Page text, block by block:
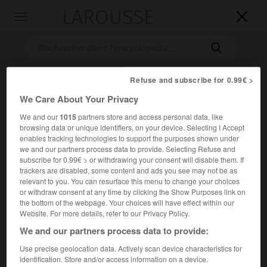


Accueil > Encyclopédie [personnage] Guillaume de La Marck
Guillaume deLa Marck
baronde Lumain,surnomméle
Sanglier des Ardennes
(vers 1446-Utrecht ou Maastricht 1485).
Il offre àLouis XIde soulever les Liégeois contre
Refuse and subscribe for 0.99€ >
We Care About Your Privacy
We and our1015partners store and access personal data, like
browsing data or unique identifiers, on your device. Selecting I Accept
enables tracking technologies to support the purposes shown under
we and our partners process data to provide. Selecting Refuse and
subscribe for 0.99€ > or withdrawing your consent will disable them. If
trackers are disabled, some content and ads you see may not be as
relevant to you. You can resurface this menu to change your choices
or withdraw consent at any time by clicking the Show Purposes link on
the bottom of the webpage. Your choices will have effect within our
Website. For more details, refer to our Privacy Policy.
We and our partners process data to provide:
Use precise geolocation data. Actively scan device characteristics for
identification. Store and/or access information on a device.